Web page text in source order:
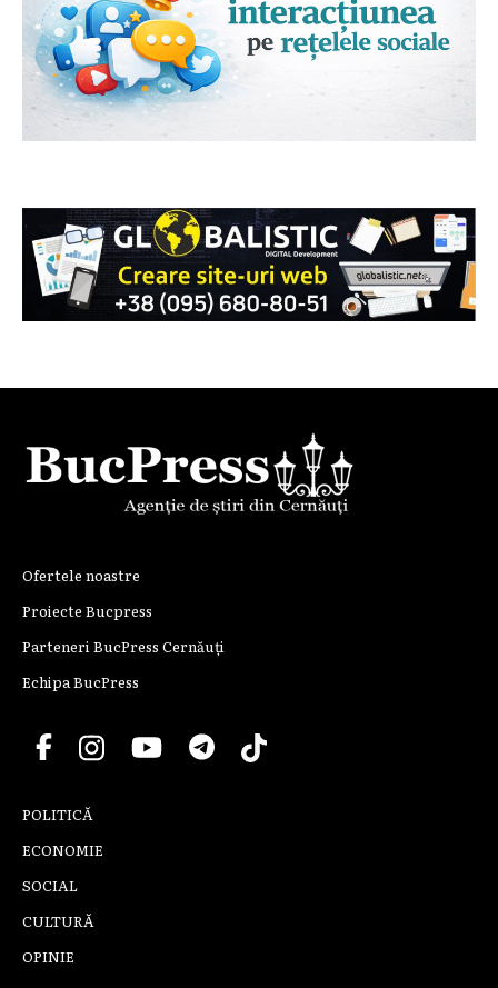
Ofertele noastre
Proiecte Bucpress
Parteneri BucPress Cernăuți
Echipa BucPress
POLITICĂ
ECONOMIE
SOCIAL
CULTURĂ
OPINIE